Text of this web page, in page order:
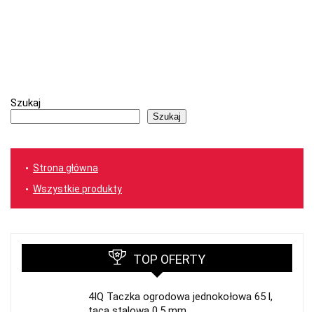
Szukaj
Szukaj
Strona główna
Wszystkie produkty
TOP OFERTY
4IQ Taczka ogrodowa jednokołowa 65 l,